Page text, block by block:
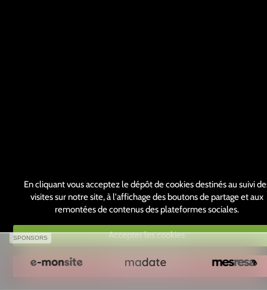
SPONSORS
En cliquant vous acceptez le dépôt de cookies destinés au suivi
visites sur notre site, à l'affichage des boutons de partage et aux
remontées de contenus des plateformes sociales.
Accepter les cookies
Refuser les cookies